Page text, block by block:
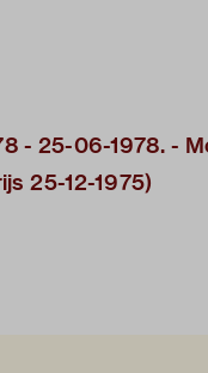
- 25-06-1978. -
25-12-1975)